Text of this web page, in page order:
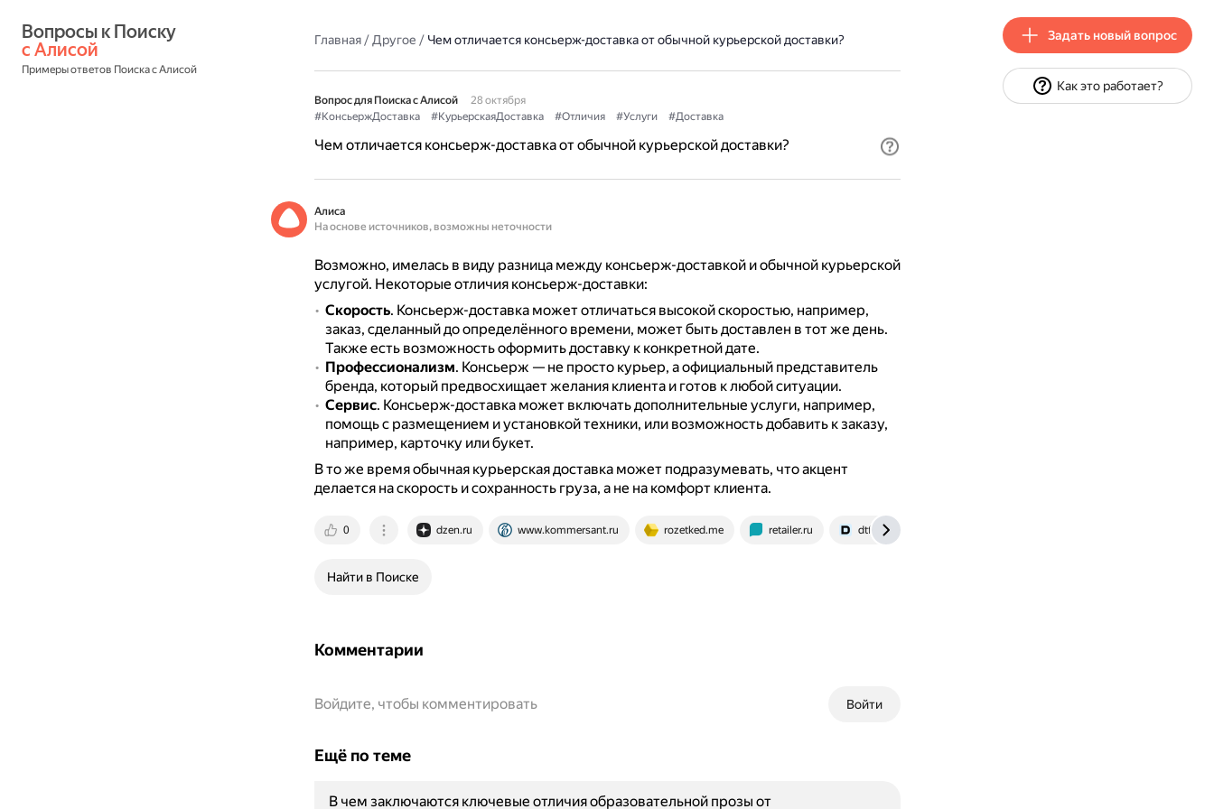
с Алисой
Примеры ответов Поиска с Алисой
Главная/Другое / Чем отличается консьерж-доставка от обычной курьерской доставки?
Вопрос для Поиска с Алисой
28 октября
#КонсьержДоставка
#КурьерскаяДоставка #Отличия #Услуги #Доставка
Чем отличается консьерж-доставка от обычной курьерской доставки?
Алиса
На основе источников, возможны неточности
Возможно, имелась в виду разница между консьерж-доставкой и обычной курьерской
услугой. Некоторые отличия консьерж-доставки:
Скорость. Консьерж-доставка может отличаться высокой скоростью, например,
заказ, сделанный до определённого времени, может быть доставлен в тот же день.
Также есть возможность оформить доставку к конкретной дате.
Профессионализм. Консьерж — не просто курьер, а официальный представитель
бренда, который предвосхищает желания клиента и готов к любой ситуации.
Сервис. Консьерж-доставка может включать дополнительные услуги, например,
помощь с размещением и установкой техники, или возможность добавить к заказу,
например, карточку или букет.
В то же время обычная курьерская доставка может подразумевать, что акцент
делается на скорость и сохранность груза, а не на комфорт клиента.
0 dzen.ru www.kommersant.ru rozetked.me retailer.ru dtf.ru
Найти в Поиске
Комментарии
Войти
Войдите, чтобы комментировать
Ещё по теме
В чем заключаются ключевые отличия образовательной прозы от
Задать новый вопрос
Как это работает?